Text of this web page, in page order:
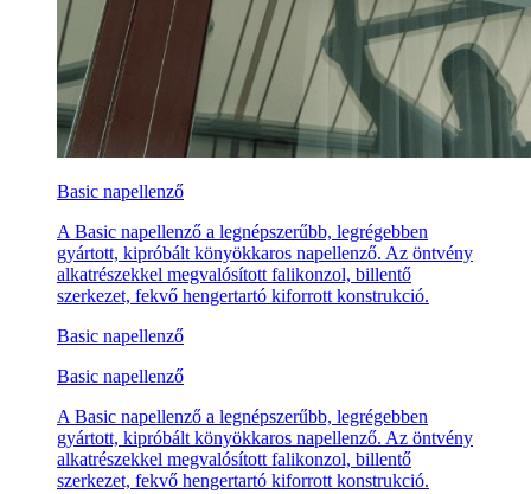
Basic napellenző
A Basic napellenző a legnépszerűbb, legrégebben
gyártott, kipróbált könyökkaros napellenző. Az öntvény
alkatrészekkel megvalósított falikonzol, billentő
szerkezet, fekvő hengertartó kiforrott konstrukció.
Basic napellenző
Basic napellenző
A Basic napellenző a legnépszerűbb, legrégebben
gyártott, kipróbált könyökkaros napellenző. Az öntvény
alkatrészekkel megvalósított falikonzol, billentő
szerkezet, fekvő hengertartó kiforrott konstrukció.